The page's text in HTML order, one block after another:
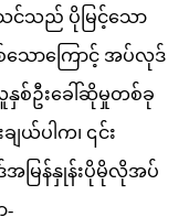
ငသည ပ မငသ
သကင အပလဒ
နစဦခ ဆမတစခ
ခယပ က၊ ၎င
အ မနနနပမလအပ
-